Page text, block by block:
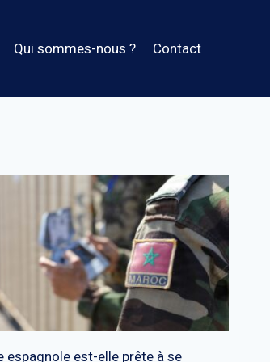
Qui sommes-nous ? Contact
espagnole est-elle prête à se